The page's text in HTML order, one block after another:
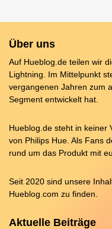
Über uns
Auf Hueblog.de teilen wir
Lightning. Im Mittelpunkt
vergangenen Jahren zum
Segment entwickelt hat.
Hueblog.de steht in keiner
von Philips Hue. Als Fans
rund um das Produkt mit
Seit 2020 sind unsere
Hueblog.com zu finden.
Aktuelle Beiträge